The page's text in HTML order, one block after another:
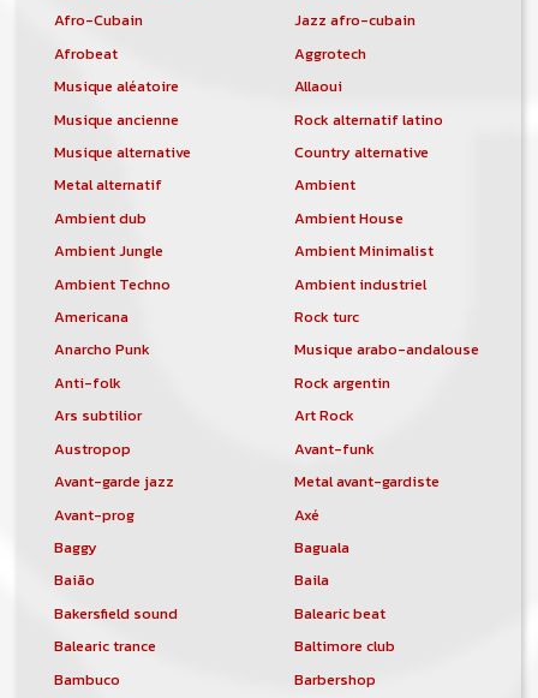
Afro-Cubain
Jazz afro-cubain
Afrobeat
Aggrotech
Musique aléatoire
Allaoui
Musique ancienne
Rock alternatif latino
Musique alternative
Country alternative
Metal alternatif
Ambient
Ambient dub
Ambient House
Ambient Jungle
Ambient Minimalist
Ambient Techno
Ambient industriel
Americana
Rock turc
Anarcho Punk
Musique arabo-andalouse
Anti-folk
Rock argentin
Ars subtilior
Art Rock
Austropop
Avant-funk
Avant-garde jazz
Metal avant-gardiste
Avant-prog
Axé
Baggy
Baguala
Baião
Baila
Bakersfield sound
Balearic beat
Balearic trance
Baltimore club
Bambuco
Barbershop